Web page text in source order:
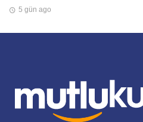
5 gün ago